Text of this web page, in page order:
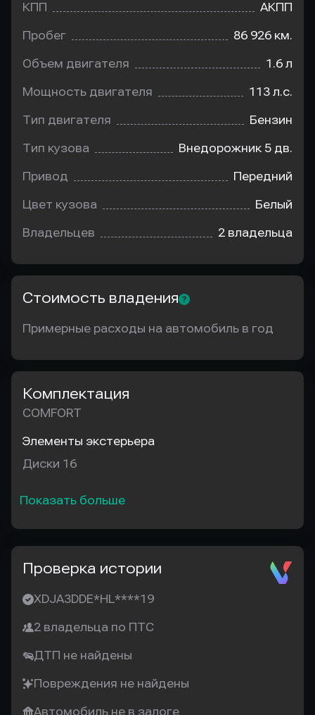
КПП АКПП
Пробег 86 926 км.
Объем двигателя 1.6 л
Мощность двигателя 113 л.с.
Тип двигателя Бензин
Тип кузова Внедорожник 5 дв.
Привод Передний
Цвет кузова Белый
Владельцев 2 владельца
Стоимость владения
Примерные расходы на автомобиль в год
Комплектация
COMFORT
Элементы экстерьера
Диски 16
Показать больше
Проверка истории
XDJA3DDE*HL****19
2 владельца по ПТС
ДТП не найдены
Повреждения не найдены
Автомобиль не в залоге